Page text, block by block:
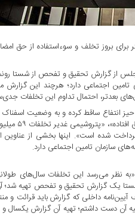
بروز تخلف و سوءاستفاده از حق
نمایندگان مجلس از گزارش تحقیق و تفحص از
اجتماعی دارد؛ هرچند این گزارش
انتفاع ساقط کرده و به وضعیت
شده است». اینها بخشی از
سازمان تامین اجتماعی دارد.
نظر می‌رسد این تخلفات سال‌های
ساله قبل از سال ۹۰، از کل سازمان و شستا یک گزارش
داخلی که گزارش باید قرائت و
آن دست داشتم؛ تهیه آن گزارش یکسال و